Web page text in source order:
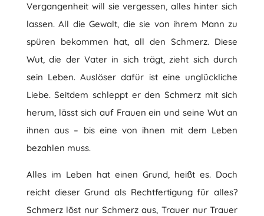
Vergangenheit will sie vergessen, alles hinter sich
lassen. All die Gewalt, die sie von ihrem Mann zu
spüren bekommen hat, all den Schmerz. Diese
Wut, die der Vater in sich trägt, zieht sich durch
sein Leben. Auslöser dafür ist eine unglückliche
Liebe. Seitdem schleppt er den Schmerz mit sich
herum, lässt sich auf Frauen ein und seine Wut an
ihnen aus – bis eine von ihnen mit dem Leben
bezahlen muss.
Alles im Leben hat einen Grund, heißt es. Doch
reicht dieser Grund als Rechtfertigung für alles?
Schmerz löst nur Schmerz aus, Trauer nur Trauer